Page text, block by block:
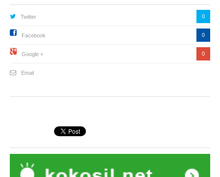
Twitter 0
Facebook 0
Google + 0
Email